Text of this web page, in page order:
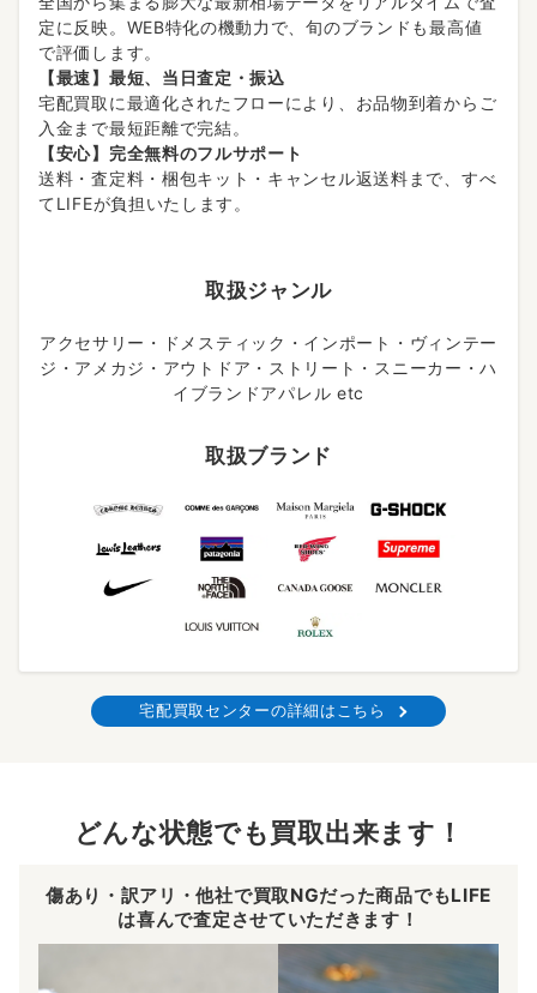
定に反映。WEB特化の機動力で、旬のブランドも最高値
で評価します。
【最速】最短、当日査定・振込
宅配買取に最適化されたフローにより、お品物到着からご
入金まで最短距離で完結。
【安心】完全無料のフルサポート
送料・査定料・梱包キット・キャンセル返送料まで、すべ
てLIFEが負担いたします。
取扱ジャンル
アクセサリー・ドメスティック・インポート・ヴィンテー
ジ・アメカジ・アウトドア・ストリート・スニーカー・ハ
イブランドアパレル etc
取扱ブランド
宅配買取センターの詳細はこちら
どんな状態でも買取出来ます！
傷あり・訳アリ・他社で買取NGだった商品でもLIFE
は喜んで査定させていただきます！